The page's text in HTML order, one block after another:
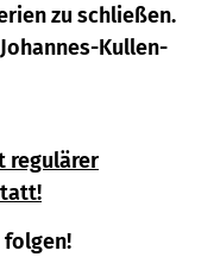
zu schließen.
Kullen-
regulärer